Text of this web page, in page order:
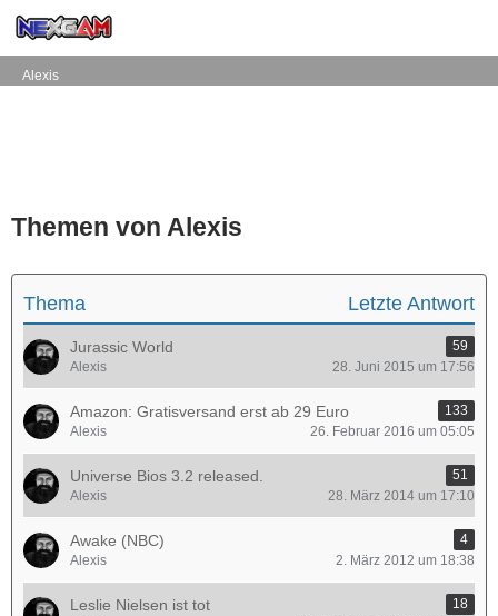
Alexis
Themen von Alexis
Thema Letzte Antwort
Jurassic World
59
Alexis
28. Juni 2015 um 17:56
Amazon: Gratisversand erst ab 29 Euro
133
Alexis
26. Februar 2016 um 05:05
Universe Bios 3.2 released.
51
Alexis
28. März 2014 um 17:10
Awake (NBC)
4
Alexis
2. März 2012 um 18:38
Leslie Nielsen ist tot
18